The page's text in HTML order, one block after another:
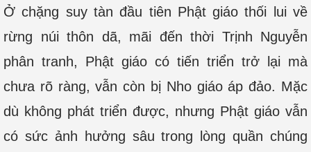
Ở chặng suy tàn đầu tiên Phật giáo thối lui về
rừng núi thôn dã, mãi đến thời Trịnh Nguyễn
phân tranh, Phật giáo có tiến triển trở lại mà
chưa rõ ràng, vẫn còn bị Nho giáo áp đảo. Mặc
dù không phát triển được, nhưng Phật giáo vẫn
có sức ảnh hưởng sâu trong lòng quần chúng